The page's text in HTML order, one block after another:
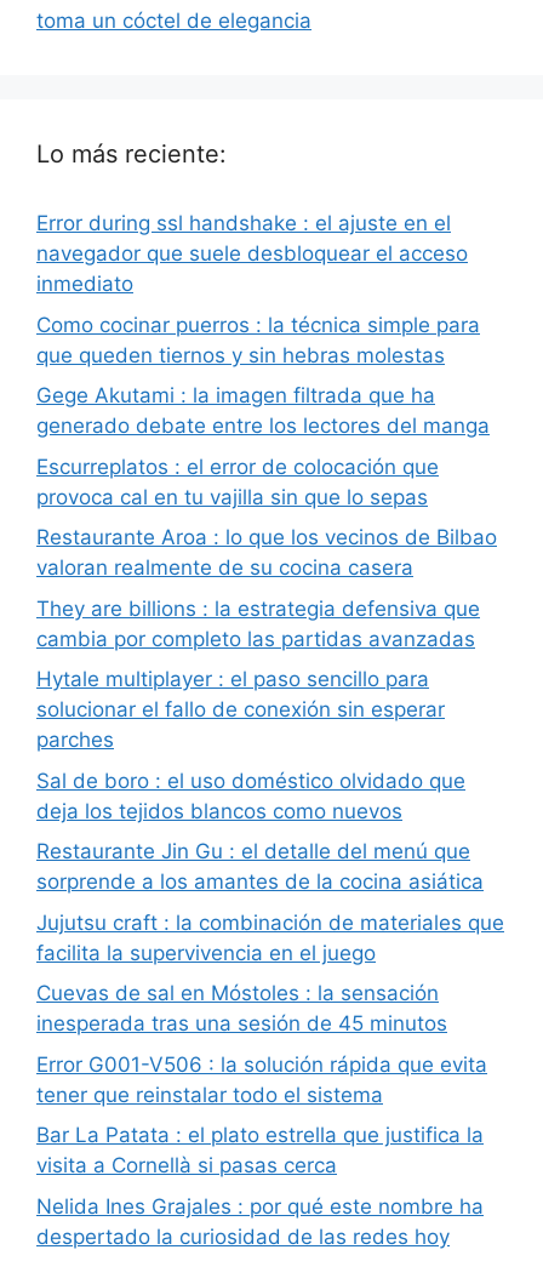
toma un cóctel de elegancia
Lo más reciente:
Error during ssl handshake : el ajuste en el
navegador que suele desbloquear el acceso
inmediato
Como cocinar puerros : la técnica simple para
que queden tiernos y sin hebras molestas
Gege Akutami : la imagen filtrada que ha
generado debate entre los lectores del manga
Escurreplatos : el error de colocación que
provoca cal en tu vajilla sin que lo sepas
Restaurante Aroa : lo que los vecinos de Bilbao
valoran realmente de su cocina casera
They are billions : la estrategia defensiva que
cambia por completo las partidas avanzadas
Hytale multiplayer : el paso sencillo para
solucionar el fallo de conexión sin esperar
parches
Sal de boro : el uso doméstico olvidado que
deja los tejidos blancos como nuevos
Restaurante Jin Gu : el detalle del menú que
sorprende a los amantes de la cocina asiática
Jujutsu craft : la combinación de materiales que
facilita la supervivencia en el juego
Cuevas de sal en Móstoles : la sensación
inesperada tras una sesión de 45 minutos
Error G001-V506 : la solución rápida que evita
tener que reinstalar todo el sistema
Bar La Patata : el plato estrella que justifica la
visita a Cornellà si pasas cerca
Nelida Ines Grajales : por qué este nombre ha
despertado la curiosidad de las redes hoy